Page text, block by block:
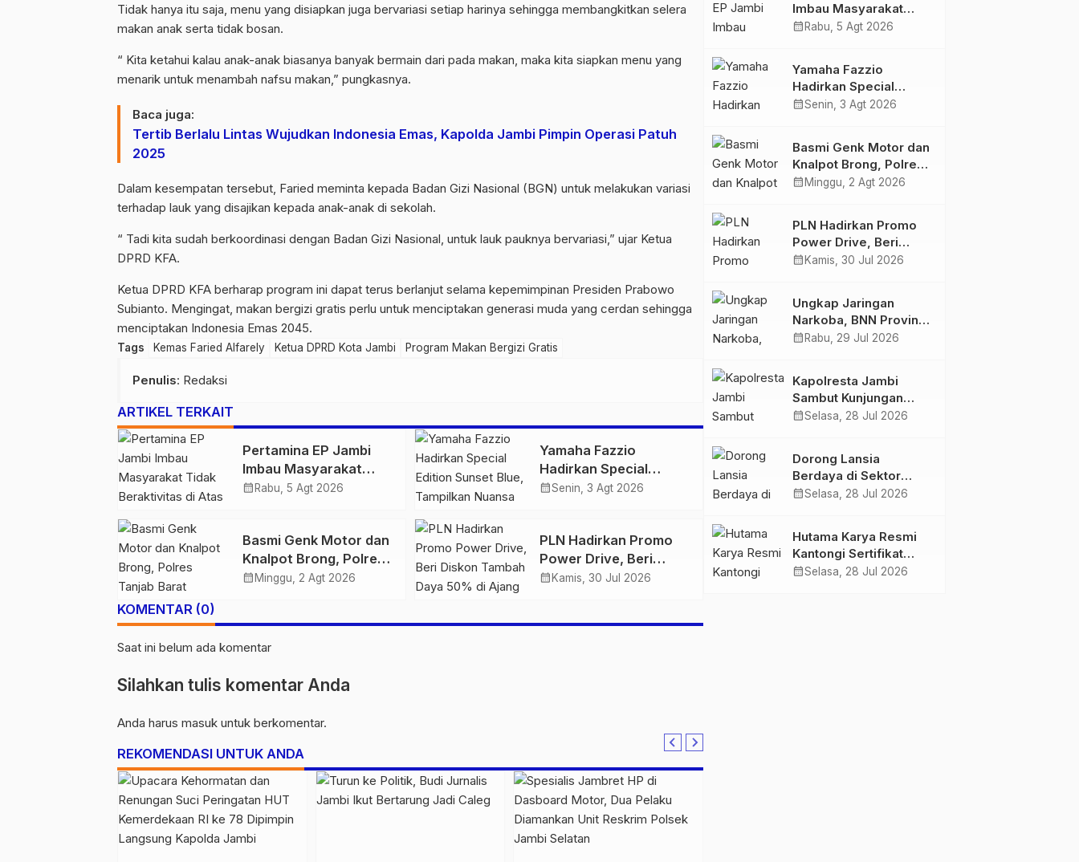
Tidak hanya itu saja, menu yang disiapkan juga bervariasi setiap harinya sehingga membangkitkan selera
makan anak serta tidak bosan.
“ Kita ketahui kalau anak-anak biasanya banyak bermain dari pada makan, maka kita siapkan menu yang
menarik untuk menambah nafsu makan,” pungkasnya.
Baca juga:
Tertib Berlalu Lintas Wujudkan Indonesia Emas, Kapolda Jambi Pimpin Operasi Patuh
2025
Dalam kesempatan tersebut, Faried meminta kepada Badan Gizi Nasional (BGN) untuk melakukan variasi
terhadap lauk yang disajikan kepada anak-anak di sekolah.
“ Tadi kita sudah berkoordinasi dengan Badan Gizi Nasional, untuk lauk pauknya bervariasi,” ujar Ketua
DPRD KFA.
Ketua DPRD KFA berharap program ini dapat terus berlanjut selama kepemimpinan Presiden Prabowo
Subianto. Mengingat, makan bergizi gratis perlu untuk menciptakan generasi muda yang cerdan sehingga
menciptakan Indonesia Emas 2045.
Tags Kemas Faried Alfarely Ketua DPRD Kota Jambi Program Makan Bergizi Gratis
Penulis: Redaksi
ARTIKEL TERKAIT
Pertamina EP Jambi
Imbau Masyarakat
Tidak Beraktivitas di
Bersama
calendar_month Rabu, 5 Agt 2026
Yamaha Fazzio
Hadirkan Special
Edition Sunset Blue,
Semakin Skena
calendar_monthSenin, 3 Agt 2026
Basmi Genk Motor dan
Knalpot Brong, Polres
Tanjab Barat Amankan
calendar_month Minggu, 2 Agt 2026
PLN Hadirkan Promo
Power Drive, Beri
Diskon Tambah Daya
calendar_month Kamis, 30 Jul 2026
KOMENTAR (0)
Saat ini belum ada komentar
Silahkan tulis komentar Anda
Anda harus masuk untuk berkomentar.
REKOMENDASI UNTUK ANDA
Imbau Masyarakat
Tidak Beraktivitas di
Bersama
calendar_month Rabu, 5 Agt 2026
Yamaha Fazzio
Hadirkan Special
Edition Sunset Blue,
Semakin Skena
calendar_monthSenin, 3 Agt 2026
Basmi Genk Motor dan
Knalpot Brong, Polres
Tanjab Barat Amankan
calendar_month Minggu, 2 Agt 2026
PLN Hadirkan Promo
Power Drive, Beri
Diskon Tambah Daya
calendar_month Kamis, 30 Jul 2026
Ungkap Jaringan
Narkoba, BNN Provinsi
Jambi dan Bea Cukai
Butir Ekstasi dan 146
Gram Sabu
calendar_month Rabu, 29 Jul 2026
Kapolresta Jambi
Sambut Kunjungan
Ketua dan Pengurus
Kolaborasi
calendar_monthSelasa, 28 Jul 2026
Dorong Lansia
Berdaya di Sektor
Hijau, Pertamina EP
Eco-Print
calendar_monthSelasa, 28 Jul 2026
Hutama Karya Resmi
Kantongi Sertifikat
Persetujuan Laik
calendar_monthSelasa, 28 Jul 2026